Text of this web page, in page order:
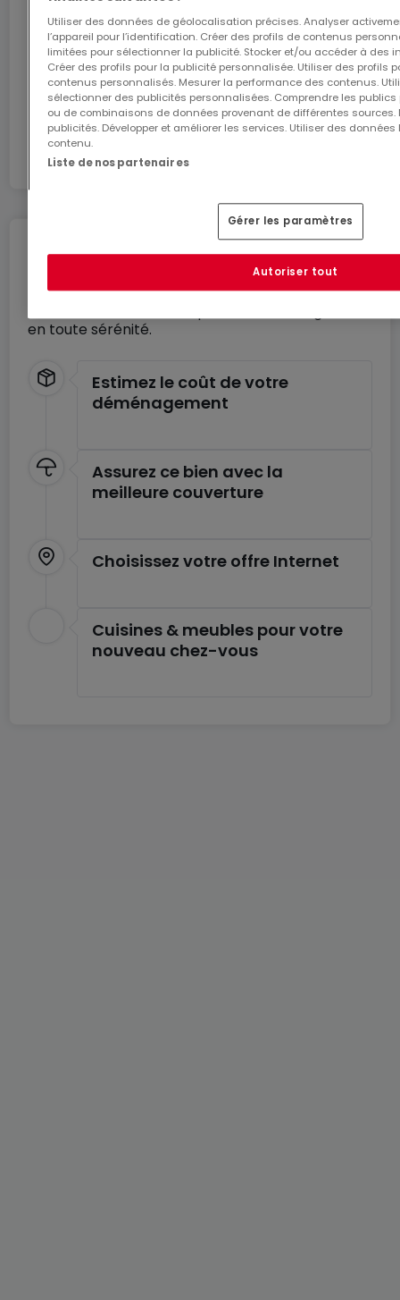
(image non contractuelle)
J’y vais
En partenariat avec
Déménagez en toute
en toute sérénité.
Estimez le coût de votre
déménagement
Assurez ce bien avec la
meilleure couverture
Choisissez votre offre Internet
Cuisines & meubles pour votre
nouveau chez-vous
Utiliser des données de géolocalisation précises. Analyser
l’appareil pour l’identification. Créer des profils de contenus
limitées pour sélectionner la publicité. Stocker et/ou accéder à des
Créer des profils pour la publicité personnalisée. Utiliser des profils
contenus personnalisés. Mesurer la performance des contenus.
sélectionner des publicités personnalisées. Comprendre les
ou de combinaisons de données provenant de différentes sources.
publicités. Développer et améliorer les services. Utiliser des
contenu.
Liste de nos partenaires
Gérer les paramètres
Autoriser tout